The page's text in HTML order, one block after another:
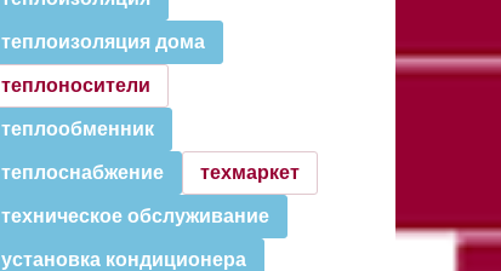
теплоизоляция дома
теплоносители
теплообменник
теплоснабжение техмаркет
техническое обслуживание
установка кондиционера